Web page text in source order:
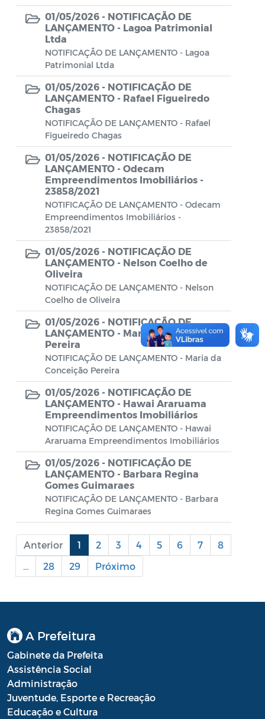
Conselho Municipal de Saúde
Conselho Municipal de Turismo
Conselho Municipal do Desenvolvimento
Sustentável Rural e Pesqueiro de
Araruama – COMDESURP-AR
Conselho Municipal do Idoso (COMID)
Conselho Municipal do Meio Ambiente -
CONDEMA
Conselho Municipal dos Direitos da
Criança e do Adolescente de Araruama -
CMDCAA
Convênio
Diário oficial
Editais
Emendas Parlamentares
Extrato de Contratos
Extrato de Inexigibilidade
Instruções Normativas
Intimação
JARI - Junta Recursos de Infração de
Trânsito
Licenças Específicas
Notificação
Parecer
Portaria IBASMA
Portaria SEADM
Portaria SEDUC
01/05/2026 - NOTIFICAÇÃO DE
LANÇAMENTO - Lagoa Patrimonial
Ltda
NOTIFICAÇÃO DE LANÇAMENTO - Lagoa
Patrimonial Ltda
01/05/2026 - NOTIFICAÇÃO DE
LANÇAMENTO - Rafael Figueiredo
Chagas
NOTIFICAÇÃO DE LANÇAMENTO - Rafael
Figueiredo Chagas
01/05/2026 - NOTIFICAÇÃO DE
LANÇAMENTO - Odecam
Empreendimentos Imobiliários -
23858/2021
NOTIFICAÇÃO DE LANÇAMENTO - Odecam
Empreendimentos Imobiliários -
23858/2021
01/05/2026 - NOTIFICAÇÃO DE
LANÇAMENTO - Nelson Coelho de
Oliveira
NOTIFICAÇÃO DE LANÇAMENTO - Nelson
Coelho de Oliveira
01/05/2026 - NOTIFICAÇÃO DE
LANÇAMENTO - Maria da Conceição
Pereira
NOTIFICAÇÃO DE LANÇAMENTO - Maria da
Conceição Pereira
01/05/2026 - NOTIFICAÇÃO DE
LANÇAMENTO - Hawai Araruama
Empreendimentos Imobiliários
NOTIFICAÇÃO DE LANÇAMENTO - Hawai
Araruama Empreendimentos Imobiliários
01/05/2026 - NOTIFICAÇÃO DE
LANÇAMENTO - Barbara Regina
Gomes Guimaraes
NOTIFICAÇÃO DE LANÇAMENTO - Barbara
Regina Gomes Guimaraes
Anterior 1 2 3 4 5 6 7
8
28 29 Próximo
A Prefeitura
Gabinete da Prefeita
Assistência Social
Administração
Juventude, Esporte e Recreação
Educação e Cultura